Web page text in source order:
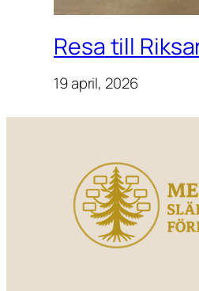
Resa till
19 april, 2026